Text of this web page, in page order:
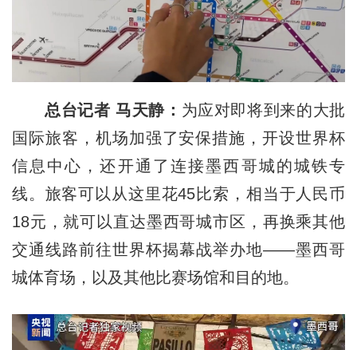
总台记者 马天静： 为应对即将到来的大批
国际旅客，机场加强了安保措施，开设世界杯
信息中心，还开通了连接墨西哥城的城铁专
线。旅客可以从这里花45比索，相当于人民币
18元，就可以直达墨西哥城市区，再换乘其他
交通线路前往世界杯揭幕战举办地——墨西哥
城体育场，以及其他比赛场馆和目的地。